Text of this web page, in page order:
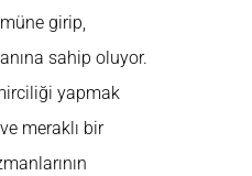
girip,
sahip oluyor.
yapmak
meraklı bir